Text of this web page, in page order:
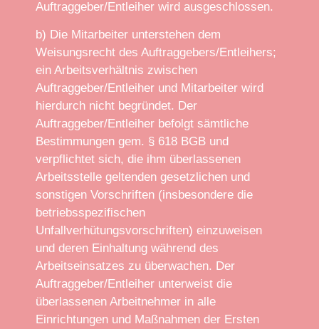
Auftraggeber/Entleiher wird ausgeschlossen.
b) Die Mitarbeiter unterstehen dem
Weisungsrecht des Auftraggebers/Entleihers;
ein Arbeitsverhältnis zwischen
Auftraggeber/Entleiher und Mitarbeiter wird
hierdurch nicht begründet. Der
Auftraggeber/Entleiher befolgt sämtliche
Bestimmungen gem. § 618 BGB und
verpflichtet sich, die ihm überlassenen
Arbeitsstelle geltenden gesetzlichen und
sonstigen Vorschriften (insbesondere die
betriebsspezifischen
Unfallverhütungsvorschriften) einzuweisen
und deren Einhaltung während des
Arbeitseinsatzes zu überwachen. Der
Auftraggeber/Entleiher unterweist die
überlassenen Arbeitnehmer in alle
Einrichtungen und Maßnahmen der Ersten